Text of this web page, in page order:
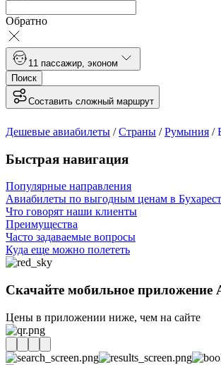
Обратно
1 1 пассажир эконом
Поиск
Составить сложный маршрут
Дешевые авиабилеты /Страны /Румыния /
Быстрая навигация
Популярные направления
Авиабилеты по выгодным ценам в Бухарест
Что говорят наши клиенты
Преимущества
Часто задаваемые вопросы
Куда еще можно полететь
Скачайте мобильное приложение
Цены в приложении ниже, чем на сайте